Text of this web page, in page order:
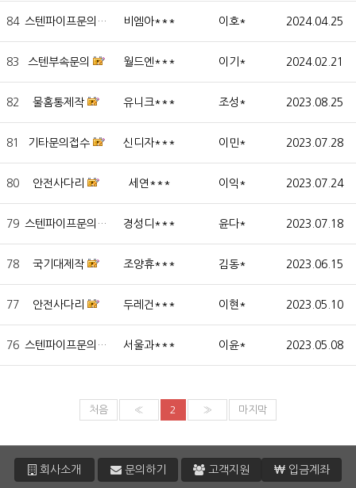
84 스텐파이프문의 비엠아*** 이호* 2024.04.25
83 스텐부속문의 월드엔*** 이기* 2024.02.21
82 물홈통제작 유니크*** 조성* 2023.08.25
81 기타문의접수 신디자*** 이민* 2023.07.28
80 안전사다리 세연*** 이익* 2023.07.24
79 스텐파이프문의 경성디*** 윤다* 2023.07.18
78 국기대제작 조양휴*** 김동* 2023.06.15
77 안전사다리 두레건*** 이현* 2023.05.10
76 스텐파이프문의 서울과*** 이윤* 2023.05.08
처음 « 2 » 마지막
회사소개 문의하기 고객지원 입금계좌